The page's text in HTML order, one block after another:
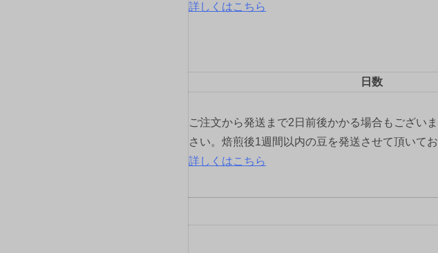
詳しくはこちら
日数
ご注文から発送まで2日前後かかる場合もござい
さい。焙煎後1週間以内の豆を発送させて頂いてお
詳しくはこちら